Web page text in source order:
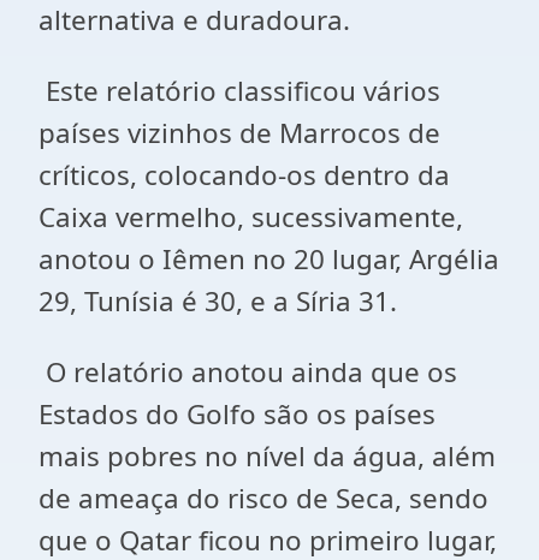
alternativa e duradoura.
Este relatório classificou vários
países vizinhos de Marrocos de
críticos, colocando-os dentro da
Caixa vermelho, sucessivamente,
anotou o Iêmen no 20 lugar, Argélia
29, Tunísia é 30, e a Síria 31.
O relatório anotou ainda que os
Estados do Golfo são os países
mais pobres no nível da água, além
de ameaça do risco de Seca, sendo
que o Qatar ficou no primeiro lugar,